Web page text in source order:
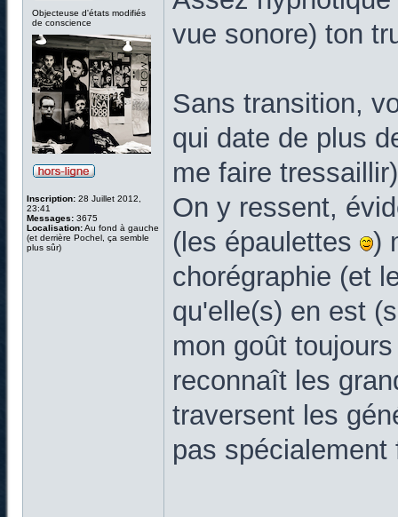
Objecteuse d'états modifiés
de conscience
Inscription: 28 Juillet 2012,
23:41
Messages: 3675
Localisation:Au fond à gauche
(et derrière Pochel, ça semble
plus sûr)
vue sonore) ton
Sans transition,
qui date de plus
me faire
On y ressent,
(les épaulettes
)
chorégraphie (et
qu'elle(s) en est
mon goût
reconnaît les
traversent les
pas